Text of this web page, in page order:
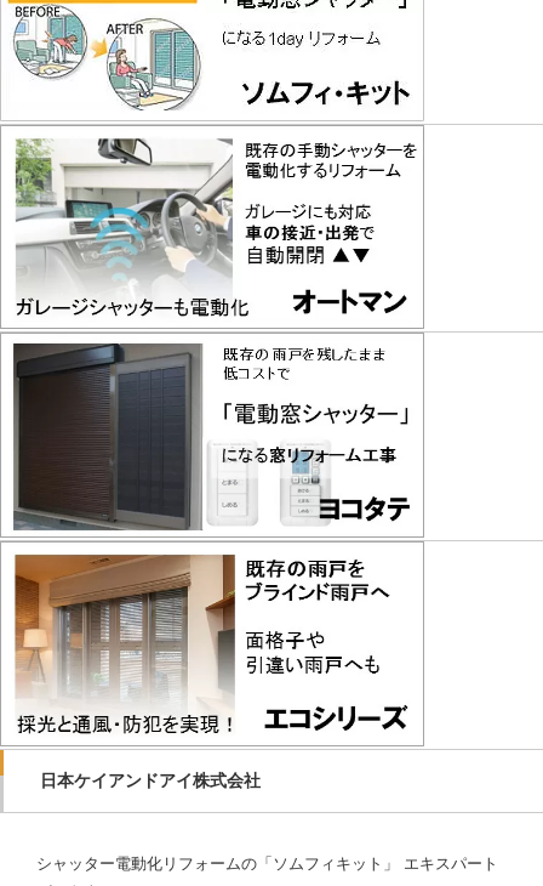
日本ケイアンドアイ株式会社
シャッター電動化リフォームの「ソムフィキット」 エキスパート